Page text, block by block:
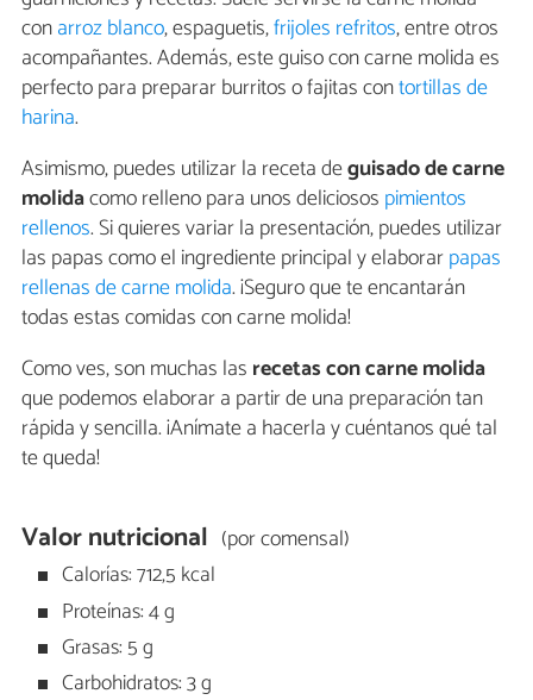
conarroz blanco, espaguetis,frijoles refritos, entre otros
acompañantes. Además, este guiso con carne molida es
perfecto para preparar burritos o fajitas contortillas de
harina.
Asimismo, puedes utilizar la receta deguisado de carne
molidacomo relleno para unos deliciosos pimientos
rellenos. Si quieres variar la presentación, puedes utilizar
las papas como el ingrediente principal y elaborarpapas
rellenas de carne molida. ¡Seguro que te encantarán
todas estas comidas con carne molida!
Como ves, son muchas las recetas con carne molida
que podemos elaborar a partir de una preparación tan
rápida y sencilla. ¡Anímate a hacerla y cuéntanos qué tal
te queda!
Valor nutricional (por comensal)
Calorías: 712,5 kcal
Proteínas: 4 g
Grasas: 5 g
Carbohidratos: 3 g